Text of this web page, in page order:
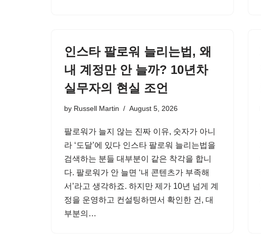
인스타 팔로워 늘리는법, 왜
내 계정만 안 늘까? 10년차
실무자의 현실 조언
by Russell Martin August 5, 2026
팔로워가 늘지 않는 진짜 이유, 숫자가 아니
라 ‘도달’에 있다 인스타 팔로워 늘리는법을
검색하는 분들 대부분이 같은 착각을 합니
다. 팔로워가 안 늘면 ‘내 콘텐츠가 부족해
서’라고 생각하죠. 하지만 제가 10년 넘게 계
정을 운영하고 컨설팅하면서 확인한 건, 대
부분의…